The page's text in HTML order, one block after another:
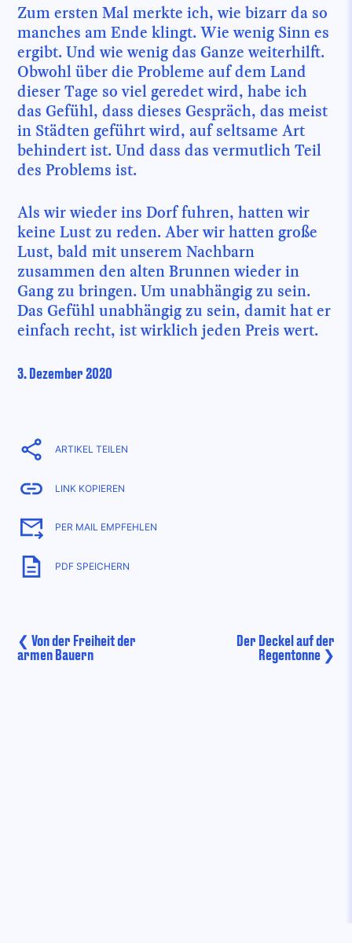
Zum ersten Mal merkte ich, wie bizarr da so
manches am Ende klingt. Wie wenig Sinn es
ergibt. Und wie wenig das Ganze weiterhilft.
Obwohl über die Probleme auf dem Land
dieser Tage so viel geredet wird, habe ich
das Gefühl, dass dieses Gespräch, das meist
in Städten geführt wird, auf seltsame Art
behindert ist. Und dass das vermutlich Teil
des Problems ist.
Als wir wieder ins Dorf fuhren, hatten wir
keine Lust zu reden. Aber wir hatten große
Lust, bald mit unserem Nachbarn
zusammen den alten Brunnen wieder in
Gang zu bringen. Um unabhängig zu sein.
Das Gefühl unabhängig zu sein, damit hat er
einfach recht, ist wirklich jeden Preis wert.
3. Dezember 2020
Beitrags-
❮ Von der Freiheit der
armen Bauern
Der Deckel auf der
Regentonne ❯